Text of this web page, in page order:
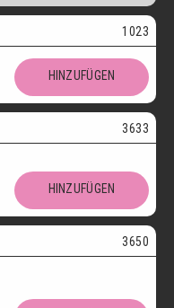
1023
HINZUFÜGEN
3633
HINZUFÜGEN
3650